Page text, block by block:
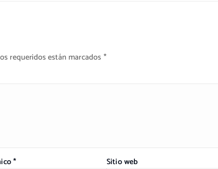
requeridos están marcados*
* Sitio web